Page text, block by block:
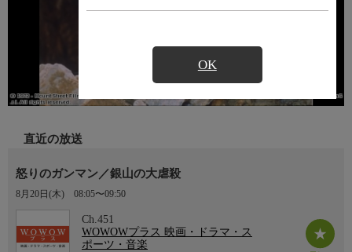
OK
直近の放送
怒りのガンマン／銀山の大虐殺
8月20日(木) 08:05〜09:50
Ch.451
WOWOWプラス 映画・ドラマ・ス
ポーツ・音楽